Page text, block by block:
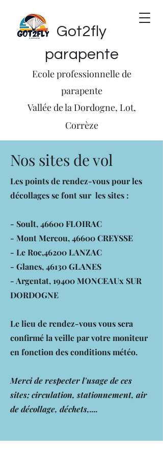
Got2fly
parapente
​Ecole professionnelle de
parapente
Vallée de la Dordogne, Lot,
Corrèze
Nos sites de vol
Les points de rendez-vous pour les
décollages se font sur les sites :
- Soult, 46600 FLOIRAC
- Mont Mercou, 46600 CREYSSE
- Le Roc,46200 LANZAC
- Glanes, 46130 GLANES
- Argentat, 19400 MONCEAUx SUR
DORDOGNE
Le lieu de rendez-vous vous sera
confirmé la veille par votre moniteur
en fonction des conditions météo.
Merci de respecter l'usage de ces
sites; circulation, stationnement, air
de décollage, déchets,....